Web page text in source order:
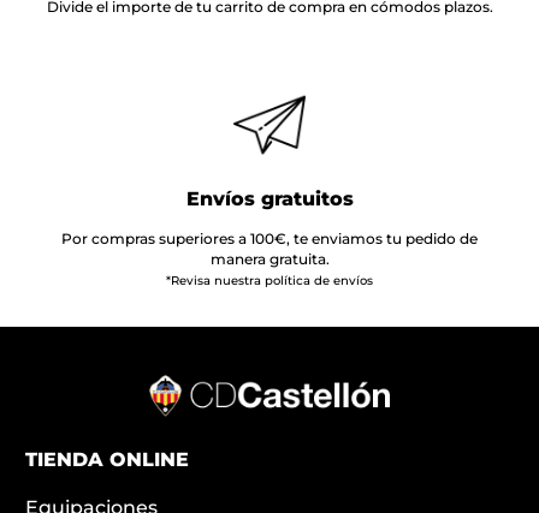
Divide el importe de tu carrito de compra en cómodos plazos.
Envíos gratuitos
Por compras superiores a 100€, te enviamos tu pedido de
manera gratuita.
*Revisa nuestra política de envíos
TIENDA ONLINE
Equipaciones